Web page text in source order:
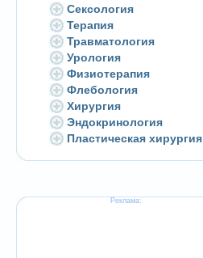
Сексология
Терапия
Травматология
Урология
Физиотерапия
Флебология
Хирургия
Эндокринология
Пластическая хирургия
Реклама: